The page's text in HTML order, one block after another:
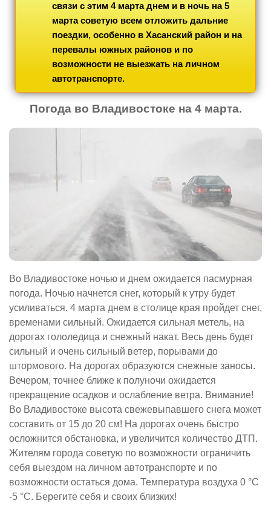
связи с этим 4 марта днем и в ночь на 5
марта советую всем отложить дальние
поездки, особенно в Хасанский район и на
перевалы южных районов и по
возможности не выезжать на личном
автотранспорте.
Погода во Владивостоке на 4 марта.
Во Владивостоке ночью и днем ожидается пасмурная
погода. Ночью начнется снег, который к утру будет
усиливаться. 4 марта днем в столице края пройдет снег,
временами сильный. Ожидается сильная метель, на
дорогах гололедица и снежный накат. Весь день будет
сильный и очень сильный ветер, порывами до
штормового. На дорогах образуются снежные заносы.
Вечером, точнее ближе к полуночи ожидается
прекращение осадков и ослабление ветра. Внимание!
Во Владивостоке высота свежевыпавшего снега может
составить от 15 до 20 см! На дорогах очень быстро
осложнится обстановка, и увеличится количество ДТП.
Жителям города советую по возможности ограничить
себя выездом на личном автотранспорте и по
возможности остаться дома. Температура воздуха 0 °С
-5 °С. Берегите себя и своих близких!